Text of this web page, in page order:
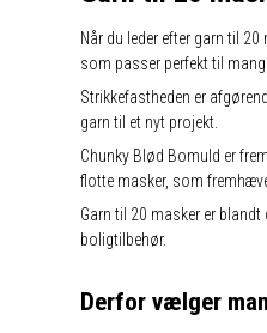
Når du leder efter garn til
som passer perfekt til
Strikkefastheden er
garn til et nyt projekt.
Chunky Blød Bomuld er
flotte masker, som
Garn til 20 masker er
boligtilbehør.
Derfor vælger